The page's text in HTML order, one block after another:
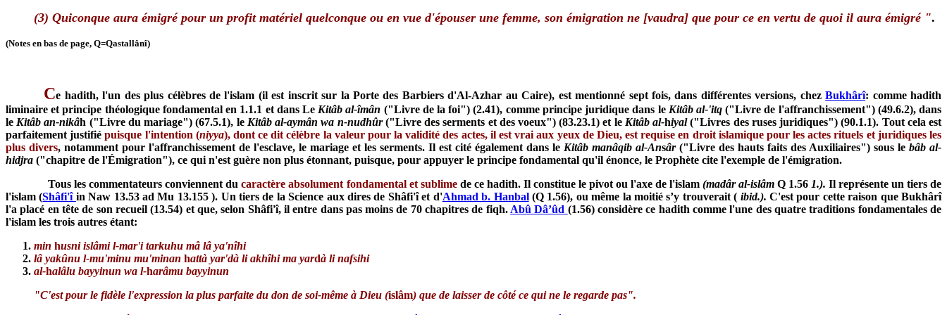
(3) Quiconque aura émigré pour un profit matériel quelconque ou en vue d'épouser une femme, son émigration ne [vaudra] que pour ce en vertu de quoi il aura émigré ".
(Notes en bas de page, Q=Qastallânî)
Ce hadith, l'un des plus célèbres de l'islam (il est inscrit sur la Porte des Barbiers d'Al-Azhar au Caire), est mentionné sept fois, dans différentes versions, chezBukhârî: comme hadith
liminaire et principe théologique fondamental en 1.1.1 et dans LeKitâb al-îmân ("Livre de la foi") (2.41), comme principe juridique dans le Kitâb al-'itq("Livre de l'affranchissement") (49.6.2), dans
le Kitâb an-nikâh ("Livre du mariage") (67.5.1), leKitâb al-aymân wa n-nudhûr("Livre des serments et des voeux") (83.23.1) et le Kitâb al-hiyal("Livres des ruses juridiques") (90.1.1). Tout cela est
parfaitement justifié puisque l'intention (niyya), dont ce dit célèbre la valeur pour la validité des actes, il est vrai aux yeux de Dieu, est requise en droit islamique pour les actes rituels et juridiques les
plus divers, notamment pour l'affranchissement de l'esclave, le mariage et les serments. Il est cité également dans le Kitâb manâqib al-Ansâr("Livre des hauts faits des Auxiliaires") sous le bâb al-
hidjra ("chapitre de l'Émigration"), ce qui n'est guère non plus étonnant, puisque, pour appuyer le principe fondamental qu'il énonce, le Prophète cite l'exemple de l'émigration.
Tous les commentateurs conviennent ducaractère absolument fondamental et sublime de ce hadith. Il constitue le pivot ou l'axe de l'islam (madâr al-islâm Q 1.561.). Il représente un tiers de
l'islam (Shâfi'î in Naw 13.53 ad Mu 13.155 ). Un tiers de la Science aux dires de Shâfi'î et d'Ahmad b. Hanbal(Q 1.56), ou même la moitié s’y trouverait ( ibid.). C'est pour cette raison que Bukhârî
l'a placé en tête de son recueil (13.54) et que, selon Shâfi'î, il entre dans pas moins de 70 chapitres de fiqh. Abû Dâ’ûd (1.56) considère ce hadith comme l'une des quatre traditions fondamentales de
l'islam les trois autres étant:
min husni islâmi l-mar'i tarkuhu mâ lâ ya'nîhi
lâ yakûnu l-mu'minu mu'minan hattà yar'dà li akhîhi ma yardà li nafsihi
al-halâlu bayyinun wa l-harâmu bayyinun
"C'est pour le fidèle l'expression la plus parfaite du don de soi-même à Dieu (islâm) que de laisser de côté ce qui ne le regarde pas".